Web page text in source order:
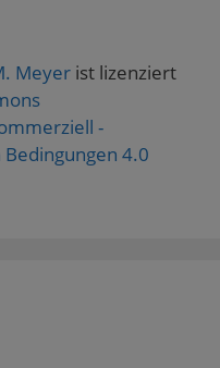
Meyer ist lizenziert
-
4.0